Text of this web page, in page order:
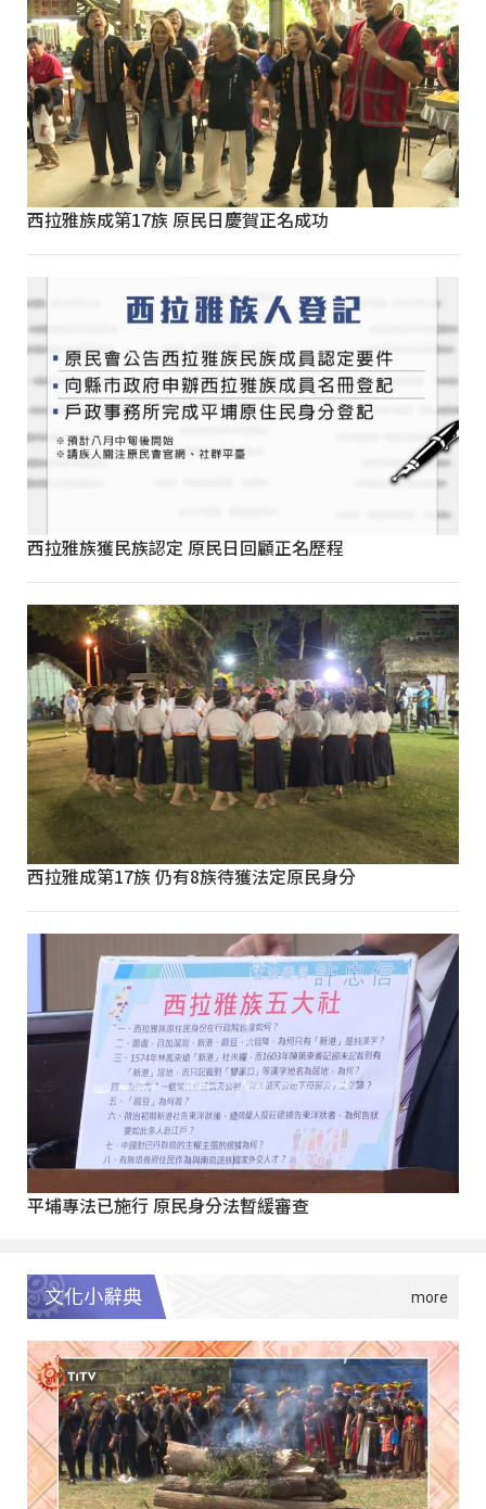
西拉雅族成第17族 原民日慶賀正名成功
西拉雅族獲民族認定 原民日回顧正名歷程
西拉雅成第17族 仍有8族待獲法定原民身分
平埔專法已施行 原民身分法暫緩審查
文化小辭典